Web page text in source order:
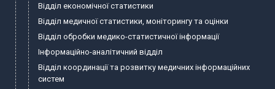
Відділ економічної статистики
Відділ медичної статистики, моніторингу та оцінки
Відділ обробки медико-статистичної інформації
Інформаційно-аналітичний відділ
Відділ координації та розвитку медичних інформаційних
систем